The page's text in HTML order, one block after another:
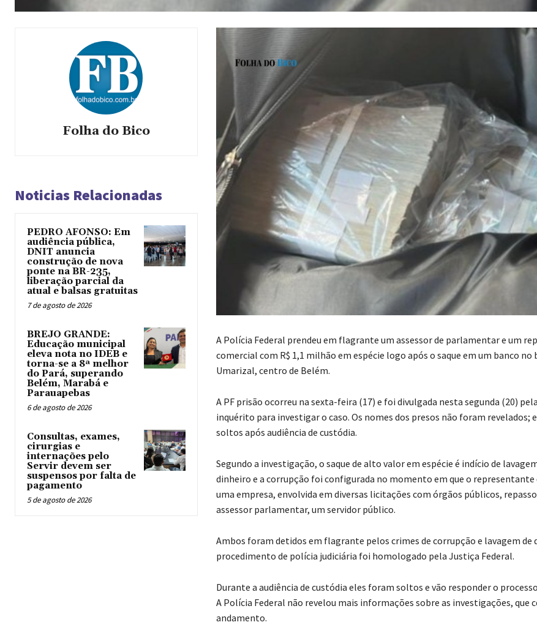
Folha do Bico
Noticias Relacionadas
PEDRO AFONSO: Em
audiência pública,
DNIT anuncia
construção de nova
ponte na BR-235,
liberação parcial da
atual e balsas gratuitas
7 de agosto de 2026
BREJO GRANDE:
Educação municipal
eleva nota no IDEB e
torna-se a 8ª melhor
do Pará, superando
Belém, Marabá e
Parauapebas
6 de agosto de 2026
Consultas, exames,
cirurgias e
internações pelo
Servir devem ser
suspensos por falta de
pagamento
5 de agosto de 2026
A Polícia Federal prendeu em flagrante um assessor de parlamentar e um
comercial com R$ 1,1 milhão em espécie logo após o saque em um banco no
Umarizal, centro de Belém.
A PF prisão ocorreu na sexta-feira (17) e foi divulgada nesta segunda (20)
inquérito para investigar o caso. Os nomes dos presos não foram revelados;
soltos após audiência de custódia.
Segundo a investigação, o saque de alto valor em espécie é indício de
dinheiro e a corrupção foi configurada no momento em que o representante
uma empresa, envolvida em diversas licitações com órgãos públicos,
assessor parlamentar, um servidor público.
Ambos foram detidos em flagrante pelos crimes de corrupção e lavagem de
procedimento de polícia judiciária foi homologado pela Justiça Federal.
Durante a audiência de custódia eles foram soltos e vão responder o
A Polícia Federal não revelou mais informações sobre as investigações, que
andamento.